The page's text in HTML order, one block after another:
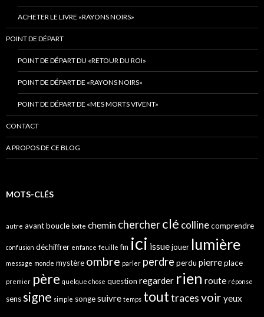
ACHETER LE LIVRE «RAYONS NOIRS»
POINT DE DÉPART
POINT DE DÉPART DU «RETOUR DU ROI»
POINT DE DÉPART DE «RAYONS NOIRS»
POINT DE DÉPART DE «MES MORTS VIVENT»
CONTACT
A PROPOS DE CE BLOG
MOTS-CLÉS
autre avantboucle boîte chemin chercherclé collinecomprendre
confusion déchiffrer enfance feuille fin ici issuejouer lumière
message monde mystère ombre parler perdre perdu pierreplace
premier père quelque chose question regarder rien route réponse
senssigne simple songesuivre temps touttracesvoir yeux